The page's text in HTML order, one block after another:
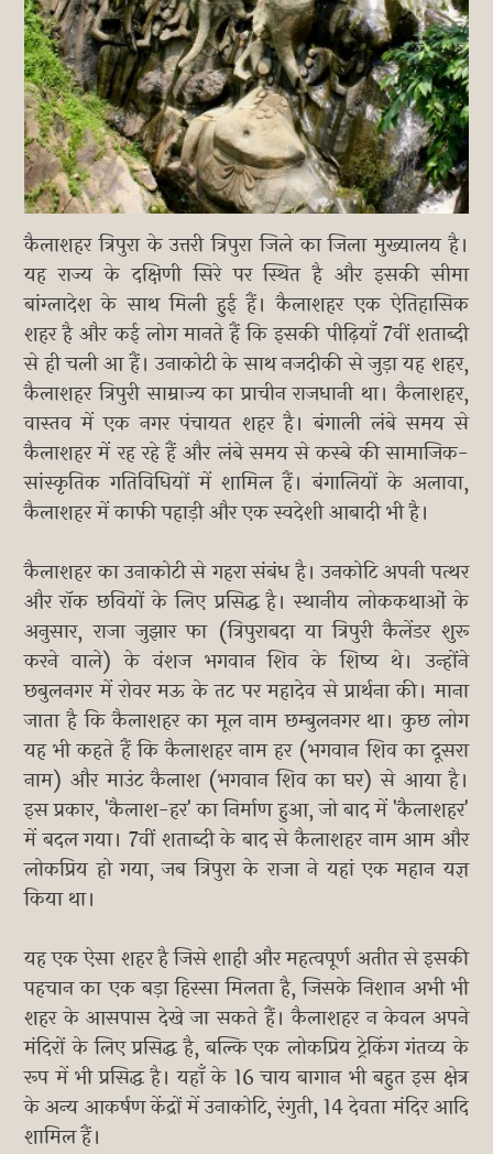
कैलाशहर त्रिपुरा के उत्तरी त्रिपुरा जिले का जिला मुख्यालय है।
यह राज्य के दक्षिणी सिरे पर स्थित है और इसकी सीमा
बांग्लादेश के साथ मिली हुई हैं। कैलाशहर एक ऐतिहासिक
शहर है और कई लोग मानते हैं कि इसकी पीढ़ियाँ 7वीं शताब्दी
से ही चली आ हैं। उनाकोटी के साथ नजदीकी से जुड़ा यह शहर,
कैलाशहर त्रिपुरी साम्राज्य का प्राचीन राजधानी था। कैलाशहर,
वास्तव में एक नगर पंचायत शहर है। बंगाली लंबे समय से
कैलाशहर में रह रहे हैं और लंबे समय से कस्बे की सामाजिक-
सांस्कृतिक गतिविधियों में शामिल हैं। बंगालियों के अलावा,
कैलाशहर में काफी पहाड़ी और एक स्वदेशी आबादी भी है।
कैलाशहर का उनाकोटी से गहरा संबंध है। उनकोटि अपनी पत्थर
और रॉक छवियों के लिए प्रसिद्ध है। स्थानीय लोककथाओं के
अनुसार, राजा जुझार फा (त्रिपुराबदा या त्रिपुरी कैलेंडर शुरू
करने वाले) के वंशज भगवान शिव के शिष्य थे। उन्होंने
छबुलनगर में रोवर मऊ के तट पर महादेव से प्रार्थना की। माना
जाता है कि कैलाशहर का मूल नाम छम्बुलनगर था। कुछ लोग
यह भी कहते हैं कि कैलाशहर नाम हर (भगवान शिव का दूसरा
नाम) और माउंट कैलाश (भगवान शिव का घर) से आया है।
इस प्रकार, 'कैलाश-हर' का निर्माण हुआ, जो बाद में 'कैलाशहर'
में बदल गया। 7वीं शताब्दी के बाद से कैलाशहर नाम आम और
लोकप्रिय हो गया, जब त्रिपुरा के राजा ने यहां एक महान यज्ञ
किया था।
यह एक ऐसा शहर है जिसे शाही और महत्वपूर्ण अतीत से इसकी
पहचान का एक बड़ा हिस्सा मिलता है, जिसके निशान अभी भी
शहर के आसपास देखे जा सकते हैं। कैलाशहर न केवल अपने
मंदिरों के लिए प्रसिद्ध है, बल्कि एक लोकप्रिय ट्रेकिंग गंतव्य के
रूप में भी प्रसिद्ध है। यहाँ के 16 चाय बागान भी बहुत इस क्षेत्र
के अन्य आकर्षण केंद्रों में उनाकोटि, रंगुती, 14 देवता मंदिर आदि
शामिल हैं।